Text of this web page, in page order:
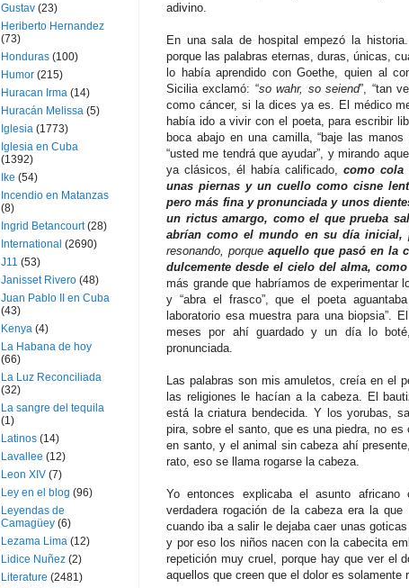
adivino.
En una sala de hospital empezó la
porque las palabras eternas, duras, únicas,
lo había aprendido con Goethe, quien al
Sicilia exclamó: “so wahr, so seiend”, “tan
como cáncer, si la dices ya es. El médico
había ido a vivir con el poeta, para escribir
boca abajo en una camilla, “baje las
“usted me tendrá que ayudar”, y mirando
ya clásicos, él había calificado, como cola
unas piernas y un cuello como cisne
pero más fina y pronunciada y unos
un rictus amargo, como el que prueba
abrían como el mundo en su día inicial,
resonando, porque aquello que pasó en la
dulcemente desde el cielo del alma,
más grande que habríamos de experimentar
y “abra el frasco”, que el poeta
laboratorio esa muestra para una biopsia”.
meses por ahí guardado y un día lo
pronunciada.
Las palabras son mis amuletos, creía en el
las religiones le hacían a la cabeza. El
está la criatura bendecida. Y los yorubas,
pira, sobre el santo, que es una piedra, no
en santo, y el animal sin cabeza ahí
rato, eso se llama rogarse la cabeza.
Yo entonces explicaba el asunto
verdadera rogación de la cabeza era la
cuando iba a salir le dejaba caer unas
y por eso los niños nacen con la cabecita
repetición muy cruel, porque hay que ver el
aquellos que creen que el dolor es solamente
Gustav (23)
Heriberto Hernandez
(73)
Honduras (100)
Humor (215)
Huracan Irma (14)
Huracán Melissa (5)
Iglesia (1773)
Iglesia en Cuba
(1392)
Ike (54)
Incendio en Matanzas
(8)
Ingrid Betancourt (28)
International (2690)
J11 (53)
Janisset Rivero (48)
Juan Pablo II en Cuba
(43)
Kenya (4)
La Habana de hoy
(66)
La Luz Reconciliada
(32)
La sangre del tequila
(1)
Latinos (14)
Lavallee (12)
Leon XIV (7)
Ley en el blog (96)
Leyendas de
Camagüey (6)
Lezama Lima (12)
Lidice Nuñez (2)
Literature (2481)